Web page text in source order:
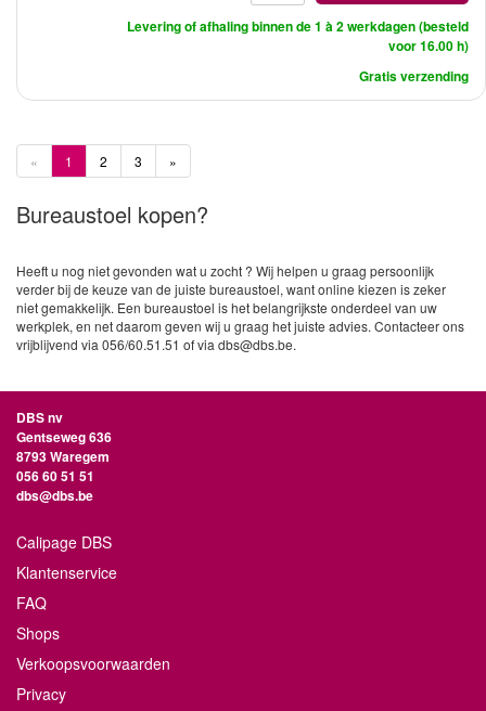
Levering of afhaling binnen de 1 à 2 werkdagen (besteld
voor 16.00 h)
Gratis verzending
« 1 2 3 »
Bureaustoel kopen?
Heeft u nog niet gevonden wat u zocht ? Wij helpen u graag persoonlijk
verder bij de keuze van de juiste bureaustoel, want online kiezen is zeker
niet gemakkelijk. Een bureaustoel is het belangrijkste onderdeel van uw
werkplek, en net daarom geven wij u graag het juiste advies. Contacteer ons
vrijblijvend via 056/60.51.51 of via dbs@dbs.be.
DBS nv
Gentseweg 636
8793 Waregem
056 60 51 51
dbs@dbs.be
Calipage DBS
Klantenservice
FAQ
Shops
Verkoopsvoorwaarden
Privacy